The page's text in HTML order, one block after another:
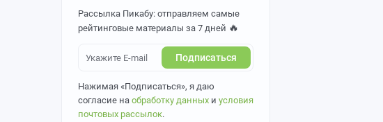
Рассылка Пикабу: отправляем самые
рейтинговые материалы за 7 дней 🔥
Подписаться
Нажимая «Подписаться», я даю
согласие на обработку данных и условия
почтовых рассылок.